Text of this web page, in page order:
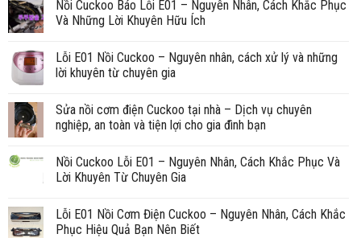
Nồi Cuckoo Báo Lỗi E01 – Nguyên Nhân, Cách Khắc Phục
Và Những Lời Khuyên Hữu Ích
Lỗi E01 Nồi Cuckoo – Nguyên nhân, cách xử lý và những
lời khuyên từ chuyên gia
Sửa nồi cơm điện Cuckoo tại nhà – Dịch vụ chuyên
nghiệp, an toàn và tiện lợi cho gia đình bạn
Nồi Cuckoo Lỗi E01 – Nguyên Nhân, Cách Khắc Phục Và
Lời Khuyên Từ Chuyên Gia
Lỗi E01 Nồi Cơm Điện Cuckoo – Nguyên Nhân, Cách Khắc
Phục Hiệu Quả Bạn Nên Biết